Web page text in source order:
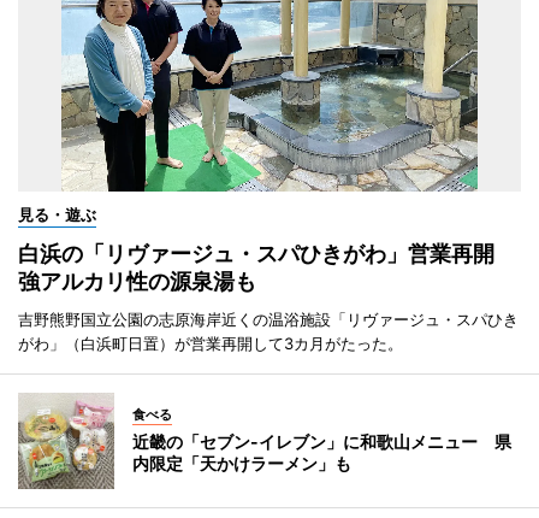
見る・遊ぶ
白浜の「リヴァージュ・スパひきがわ」営業再開
強アルカリ性の源泉湯も
吉野熊野国立公園の志原海岸近くの温浴施設「リヴァージュ・スパひき
がわ」（白浜町日置）が営業再開して3カ月がたった。
食べる
近畿の「セブン-イレブン」に和歌山メニュー 県
内限定「天かけラーメン」も